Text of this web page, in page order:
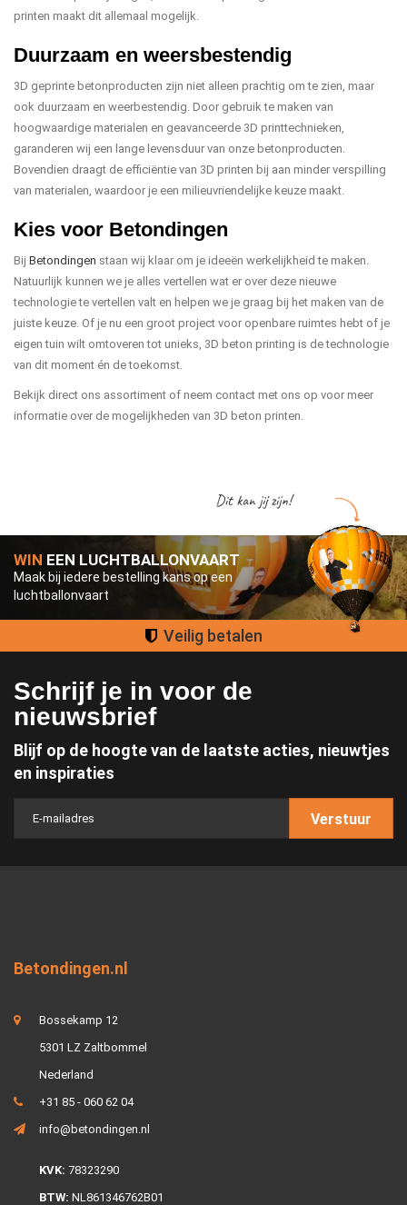
printen maakt dit allemaal mogelijk.
Duurzaam en weersbestendig
3D geprinte betonproducten zijn niet alleen prachtig om te zien, maar
ook duurzaam en weerbestendig. Door gebruik te maken van
hoogwaardige materialen en geavanceerde 3D printtechnieken,
garanderen wij een lange levensduur van onze betonproducten.
Bovendien draagt de efficiëntie van 3D printen bij aan minder verspilling
van materialen, waardoor je een milieuvriendelijke keuze maakt.
Kies voor Betondingen
Bij Betondingen staan wij klaar om je ideeën werkelijkheid te maken.
Natuurlijk kunnen we je alles vertellen wat er over deze nieuwe
technologie te vertellen valt en helpen we je graag bij het maken van de
juiste keuze. Of je nu een groot project voor openbare ruimtes hebt of je
eigen tuin wilt omtoveren tot unieks, 3D beton printing is de technologie
van dit moment én de toekomst.
Bekijk direct ons assortiment of neem contact met ons op voor meer
informatie over de mogelijkheden van 3D beton printen.
WIN EEN LUCHTBALLONVAART
Maak bij iedere bestelling kans op een
luchtballonvaart
Dit kan jij zijn!
Groot assortiment
Schrijf je in voor de
nieuwsbrief
Blijf op de hoogte van de laatste acties, nieuwtjes
en inspiraties
Verstuur
Betondingen.nl
Bossekamp 12
5301 LZ Zaltbommel
Nederland
+31 85 - 060 62 04
info@betondingen.nl
KVK: 78323290
BTW: NL861346762B01